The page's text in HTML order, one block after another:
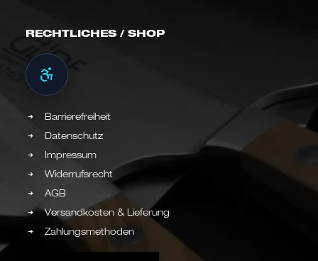
RECHTLICHES / SHOP
Barrierefreiheit
Datenschutz
Impressum
Widerrufsrecht
AGB
Versandkosten & Lieferung
Zahlungsmethoden